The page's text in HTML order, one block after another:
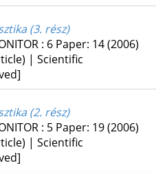
(3. rész)
: 6 Paper: 14(2006)
| Scientific
(2. rész)
: 5 Paper: 19(2006)
| Scientific